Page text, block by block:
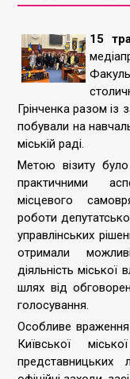
15
Грінченка разом
побували на
міській раді.
Метою візиту
практичними
місцевого
роботи
управлінських
отримали
діяльність
шлях від
голосування.
Особливе
Київської
представницьких